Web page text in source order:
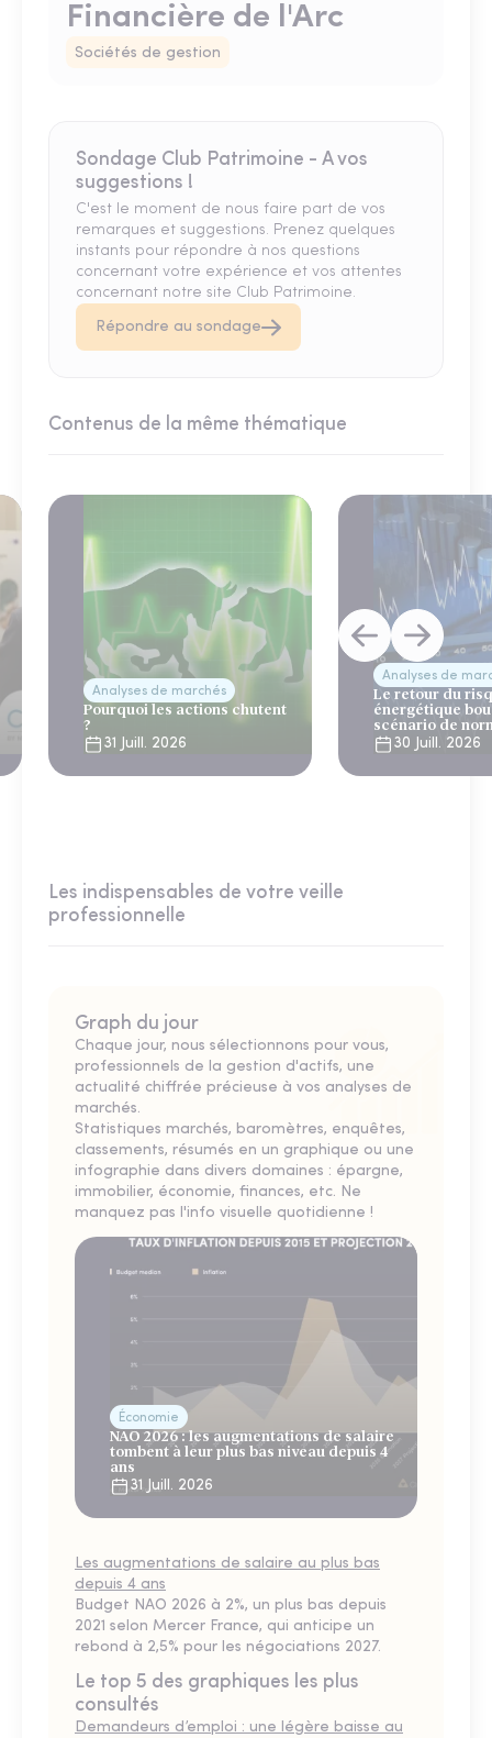
Financière de l'Arc
Sociétés de gestion
Sondage Club Patrimoine - A vos
suggestions !
C'est le moment de nous faire part de vos
remarques et suggestions. Prenez quelques
instants pour répondre à nos questions
concernant votre expérience et vos attentes
concernant notre site Club Patrimoine.
Répondre au sondage
Contenus de la même thématique
Analyses de marchés
Pourquoi les actions chutent
?
31 Juill. 2026
Analyses de
Le retour du
énergétique
scénario de
30 Juill. 2026
Les indispensables de votre veille
professionnelle
Graph du jour
Chaque jour, nous sélectionnons pour vous,
professionnels de la gestion d'actifs, une
actualité chiffrée précieuse à vos analyses de
marchés.
Statistiques marchés, baromètres, enquêtes,
classements, résumés en un graphique ou une
infographie dans divers domaines : épargne,
immobilier, économie, finances, etc. Ne
manquez pas l'info visuelle quotidienne !
Économie
NAO 2026 : les augmentations de salaire
tombent à leur plus bas niveau depuis 4
ans
31 Juill. 2026
Les augmentations de salaire au plus bas
depuis 4 ans
Budget NAO 2026 à 2%, un plus bas depuis
2021 selon Mercer France, qui anticipe un
rebond à 2,5% pour les négociations 2027.
Le top 5 des graphiques les plus
consultés
Demandeurs d’emploi : une légère baisse au